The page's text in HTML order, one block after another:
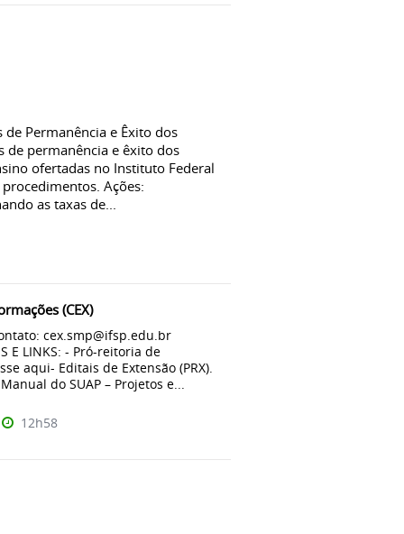
Permanência e Êxito dos
de permanência e êxito dos
ofertadas no Instituto Federal
Ações:
as taxas de...
(CEX)
cex.smp@ifsp.edu.br
E LINKS: - Pró-reitoria de
aqui- Editais de Extensão (PRX).
do SUAP – Projetos e...
12h58